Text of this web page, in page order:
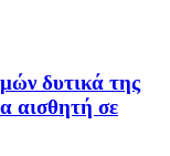
δυτικά της
αισθητή σε